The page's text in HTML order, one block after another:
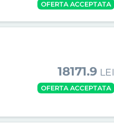
OFERTA ACCEPTATA
18171.9 LEI
OFERTA ACCEPTATA